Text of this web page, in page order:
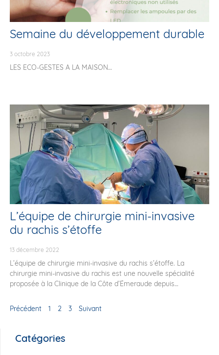
Semaine du développement durable
3 octobre 2023
LES ECO-GESTES A LA MAISON
L’équipe de chirurgie mini-invasive
du rachis s’étoffe
13 décembre 2022
L’équipe de chirurgie mini-invasive du rachis s’étoffe. La
chirurgie mini-invasive du rachis est une nouvelle spécialité
proposée à la Clinique de la Côte d’Émeraude depuis
Précédent 1 2 3 Suivant
Catégories